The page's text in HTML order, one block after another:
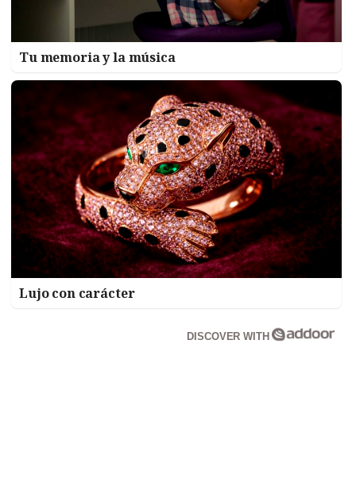
Tu memoria y la música
Lujo con carácter
DISCOVER WITH